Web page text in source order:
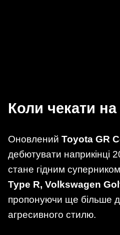
Коли чекати
Оновлений Toyota GR
дебютувати наприкінці
стане гідним
Type R, Volkswagen
пропонуючи ще більше
агресивного стилю.